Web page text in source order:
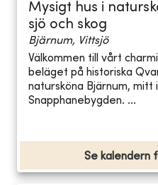
Mysigt hus i
sjö och skog
Bjärnum, Vittsjö
Välkommen till vårt
beläget på historiska
natursköna Bjärnum, mitt
Snapphanebygden. ...
Se kalendern